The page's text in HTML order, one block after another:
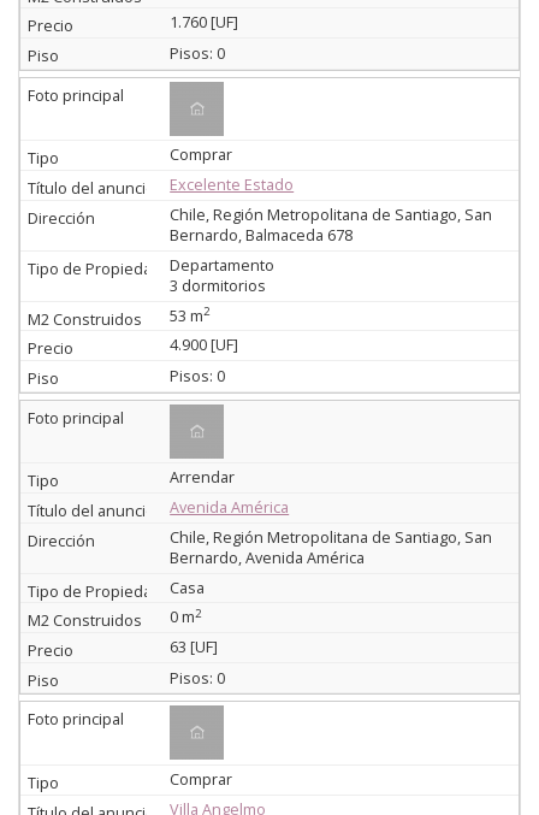
1.760 [UF]
Pisos: 0
Comprar
Excelente Estado
Chile, Región Metropolitana de Santiago, San
Bernardo, Balmaceda 678
Departamento
3 dormitorios
53 m2
4.900 [UF]
Pisos: 0
Arrendar
Avenida América
Chile, Región Metropolitana de Santiago, San
Bernardo, Avenida América
Casa
0 m2
63 [UF]
Pisos: 0
Comprar
Villa Angelmo